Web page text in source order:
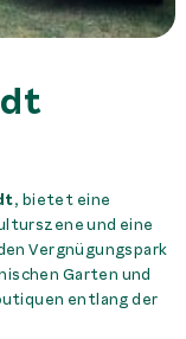
, bietet eine
und eine
Vergnügungspark
Garten und
entlang der